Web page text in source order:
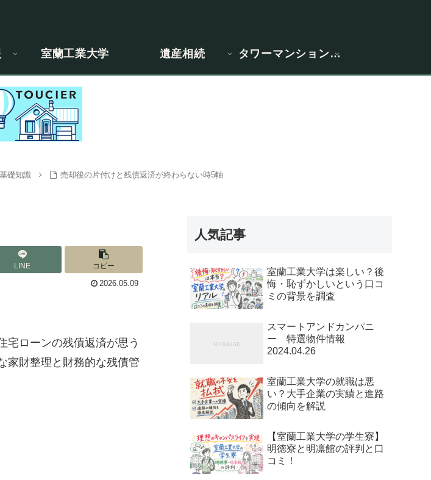
室蘭工業大学 遺産相続 タワーマンション情
礎知識 売却後の片付けと残債返済が終わらない時5軸
LINE コピー
2026.05.09
宅ローンの残債返済が思う
家財整理と財務的な残債管
人気記事
室蘭工業大学は楽しい？後
悔・恥ずかしいという口コ
ミの背景を調査
スマートアンドカンパニ
ー 特選物件情報
2024.04.26
室蘭工業大学の就職は悪
い？大手企業の実績と進路
の傾向を解説
【室蘭工業大学の学生寮】
明徳寮と明凛館の評判と口
コミ！